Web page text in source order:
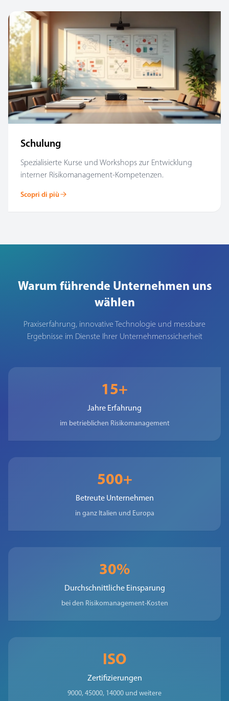
Schulung
Spezialisierte Kurse und Workshops zur Entwicklung
interner Risikomanagement-Kompetenzen.
Scopri di più
Warum führende Unternehmen uns
wählen
Praxiserfahrung, innovative Technologie und messbare
Ergebnisse im Dienste Ihrer Unternehmenssicherheit
15+
Jahre Erfahrung
im betrieblichen Risikomanagement
500+
Betreute Unternehmen
in ganz Italien und Europa
30%
Durchschnittliche Einsparung
bei den Risikomanagement-Kosten
ISO
Zertifizierungen
9000, 45000, 14000 und weitere